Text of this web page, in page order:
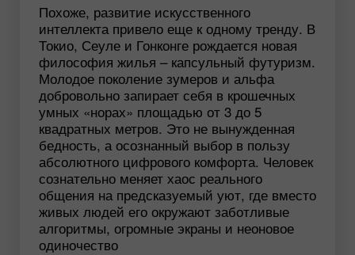
Похоже, развитие искусственного
интеллекта привело еще к одному тренду. В
Токио, Сеуле и Гонконге рождается новая
философия жилья – капсульный футуризм.
Молодое поколение зумеров и альфа
добровольно запирает себя в крошечных
умных «норах» площадью от 3 до 5
квадратных метров. Это не вынужденная
бедность, а осознанный выбор в пользу
абсолютного цифрового комфорта. Человек
сознательно меняет хаос реального
общения на предсказуемый уют, где вместо
живых людей его окружают заботливые
алгоритмы, огромные экраны и неоновое
одиночество